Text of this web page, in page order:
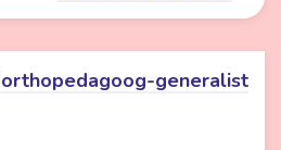
generalist